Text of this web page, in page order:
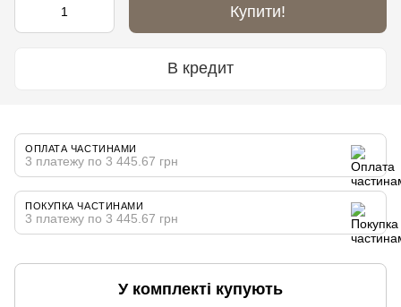
Купити!
В кредит
ОПЛАТА ЧАСТИНАМИ
3 платежу по 3 445.67 грн
ПОКУПКА ЧАСТИНАМИ
3 платежу по 3 445.67 грн
У комплекті купують